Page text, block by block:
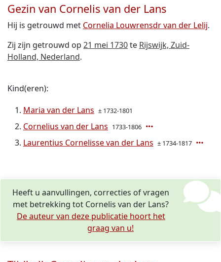
Gezin van Cornelis van der Lans
Hij is getrouwd met Cornelia Louwrensdr van der Lelij.
Zij zijn getrouwd op 21 mei 1730te Rijswijk, Zuid-
Holland, Nederland.
Kind(eren):
Maria van der Lans ± 1732-1801
Cornelius van der Lans 1733-1806
Laurentius Cornelisse van der Lans ± 1734-1817
Heeft u aanvullingen, correcties of vragen
met betrekking tot Cornelis van der Lans?
De auteur van deze publicatie hoort het
graag van u!